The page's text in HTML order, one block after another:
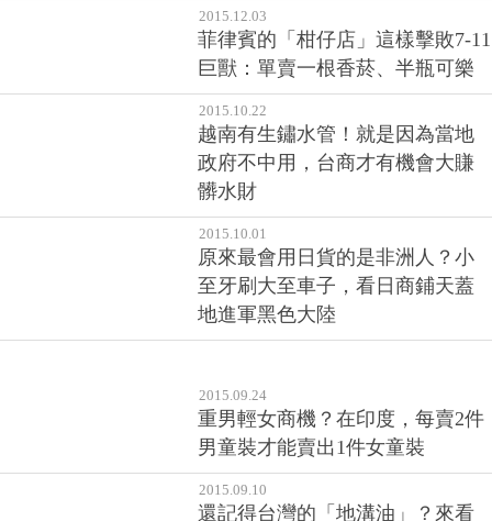
巨獸：單賣一根香菸、半瓶可樂
2015.10.22
越南有生鏽水管！就是因為當地
政府不中用，台商才有機會大賺
髒水財
2015.10.01
原來最會用日貨的是非洲人？小
至牙刷大至車子，看日商鋪天蓋
地進軍黑色大陸
男童裝才能賣出1件女童裝
2015.09.10
還記得台灣的「地溝油」？來看
看台商都賣哪些油，賺中國人的